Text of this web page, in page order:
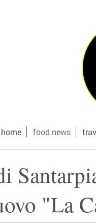
home food news
"La